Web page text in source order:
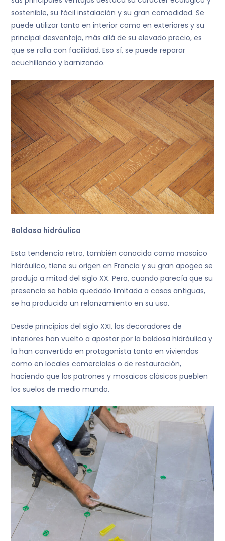
sostenible, su fácil instalación y su gran comodidad. Se
puede utilizar tanto en interior como en exteriores y su
principal desventaja, más allá de su elevado precio, es
que se ralla con facilidad. Eso sí, se puede reparar
acuchillando y barnizando.
Baldosa hidráulica
Esta tendencia retro, también conocida como mosaico
hidráulico, tiene su origen en Francia y su gran apogeo se
produjo a mitad del siglo XX. Pero, cuando parecía que su
presencia se había quedado limitada a casas antiguas,
se ha producido un relanzamiento en su uso.
Desde principios del siglo XXI, los decoradores de
interiores han vuelto a apostar por la baldosa hidráulica y
la han convertido en protagonista tanto en viviendas
como en locales comerciales o de restauración,
haciendo que los patrones y mosaicos clásicos pueblen
los suelos de medio mundo.